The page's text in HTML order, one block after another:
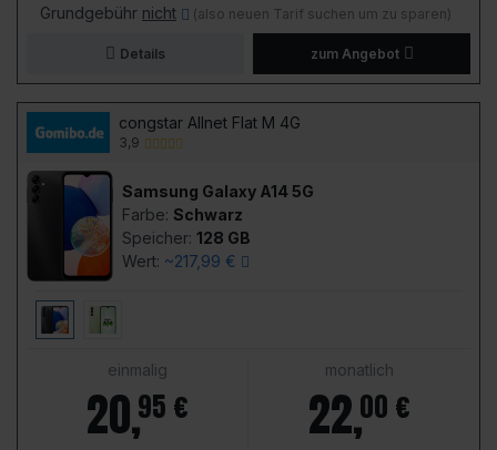
Grundgebühr nicht (also neuen Tarif suchen um zu sparen)
Details zum Angebot
congstar Allnet Flat M 4G
3,9
Samsung Galaxy A14 5G
Farbe: Schwarz
Speicher: 128 GB
Wert: ~217,99 €
einmalig
20,95 €
monatlich
22,00 €